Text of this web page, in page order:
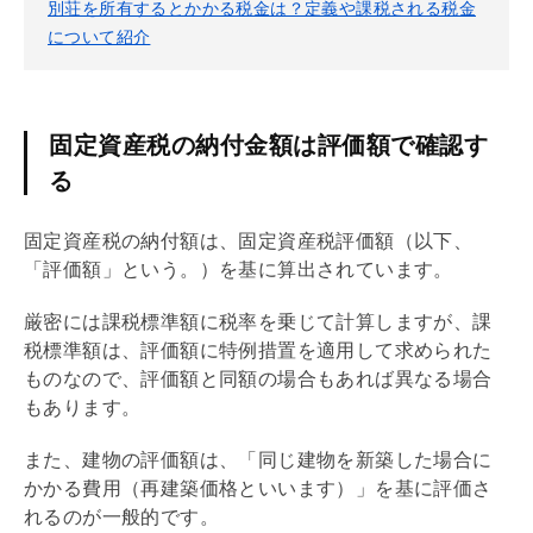
別荘を所有するとかかる税金は？定義や課税される税金
について紹介
固定資産税の納付金額は評価額で確認す
る
固定資産税の納付額は、 固定資産税評価額（以下、
「評価額」という。）を基に算出されています。
厳密には課税標準額に税率を乗じて計算しますが、課
税標準額は、評価額に特例措置を適用して求められた
ものなので、評価額と同額の場合もあれば異なる場合
もあります。
また、建物の評価額は、「同じ建物を新築した場合に
かかる費用（再建築価格といいます）」を基に評価さ
れるのが一般的です。